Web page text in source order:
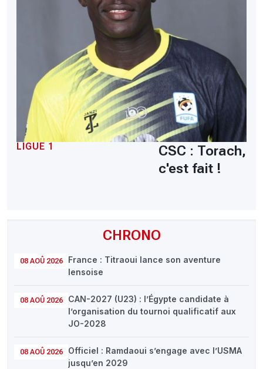
CHRONO
08 AOÛ 2026
France : Titraoui lance son aventure
lensoise
08 AOÛ 2026
CAN-2027 (U23) : l’Égypte candidate à
l’organisation du tournoi qualificatif aux
JO-2028
08 AOÛ 2026
Officiel : Ramdaoui s’engage avec l’USMA
jusqu’en 2029
LIGUE 1
CSC : Torach,
c'est fait !